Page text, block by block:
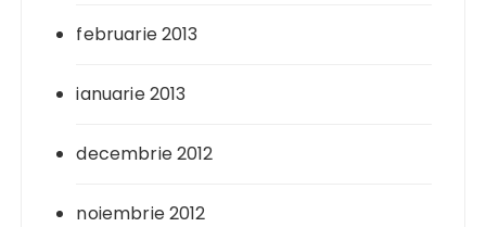
februarie 2013
ianuarie 2013
decembrie 2012
noiembrie 2012